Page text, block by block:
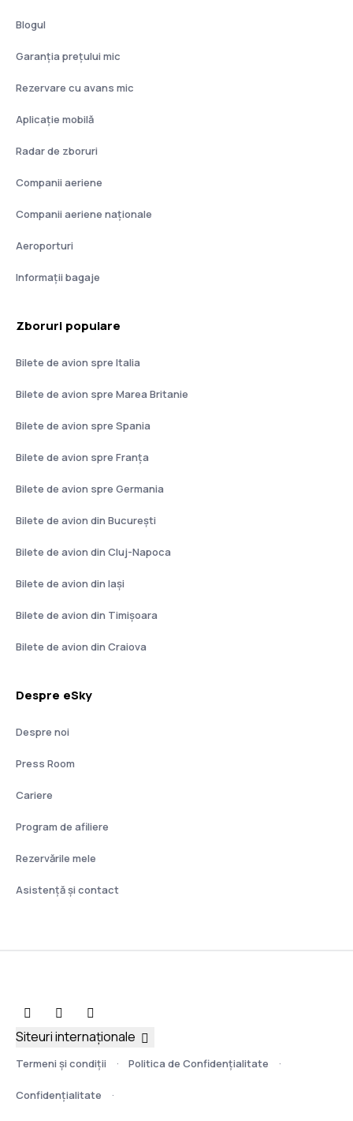
Blogul
Garanția prețului mic
Rezervare cu avans mic
Aplicație mobilă
Radar de zboruri
Companii aeriene
Companii aeriene naţionale
Aeroporturi
Informații bagaje
Zboruri populare
Bilete de avion spre Italia
Bilete de avion spre Marea Britanie
Bilete de avion spre Spania
Bilete de avion spre Franţa
Bilete de avion spre Germania
Bilete de avion din București
Bilete de avion din Cluj-Napoca
Bilete de avion din Iași
Bilete de avion din Timișoara
Bilete de avion din Craiova
Despre eSky
Despre noi
Press Room
Cariere
Program de afiliere
Rezervările mele
Asistenţă şi contact
Termeni şi condiţii Politica de Confidențialitate
Confidențialitate
Siteuri internaționale